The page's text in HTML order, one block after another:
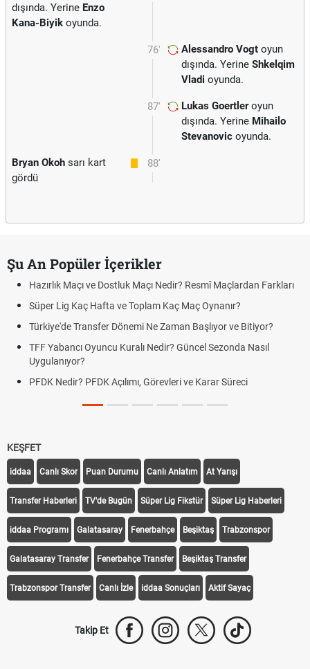
dışında. Yerine Enzo
Kana-Biyik oyunda.
76' Alessandro Vogt oyun
dışında. Yerine Shkelqim
Vladi oyunda.
87' Lukas Goertleroyun
dışında. Yerine Mihailo
Stevanovic oyunda.
88'
Bryan Okoh sarı kart
gördü
Şu An Popüler İçerikler
Hazırlık Maçı ve Dostluk Maçı Nedir? Resmî Maçlardan Farkları
Süper Lig Kaç Hafta ve Toplam Kaç Maç Oynanır?
Türkiye'de Transfer Dönemi Ne Zaman Başlıyor ve Bitiyor?
TFF Yabancı Oyuncu Kuralı Nedir? Güncel Sezonda Nasıl
Uygulanıyor?
PFDK Nedir? PFDK Açılımı, Görevleri ve Karar Süreci
KEŞFET
iddaa Canlı Skor Puan Durumu Canlı Anlatım At Yarışı
Transfer Haberleri TV'de Bugün Süper Lig Fikstür Süper Lig Haberleri
iddaa Programı Galatasaray Fenerbahçe Beşiktaş Trabzonspor
Galatasaray Transfer Fenerbahçe Transfer Beşiktaş Transfer
Trabzonspor Transfer Canlı İzle iddaa Sonuçları Aktif Sayaç